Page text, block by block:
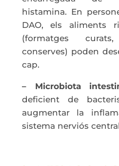
histamina. En
DAO, els aliments
(formatges
conserves) poden
cap.
– Microbiota
deficient de
augmentar la
sistema nerviós